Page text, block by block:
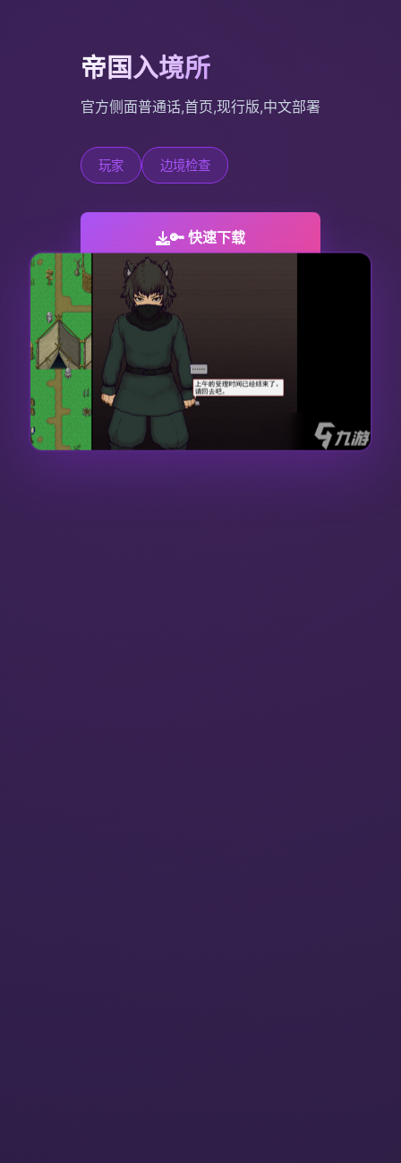
帝国入境所
官方侧面普通话,首页,现行版,中文部署
玩家 边境检查
🔑 快速下载